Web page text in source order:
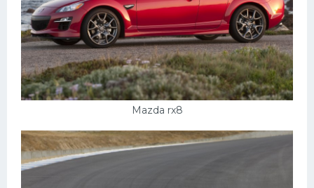
Mazda rx8
Форд
Черри
Джили
Хавал
Инфинити
ЛУАЗ